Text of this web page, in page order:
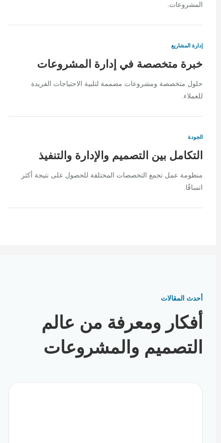
المشروعات.
إدارة المشاريع
خبرة متخصصة في إدارة المشروعات
حلول متخصصة ومشروعات مصممة لتلبية الاحتياجات الفريدة
للعملاء.
الجودة
التكامل بين التصميم والإدارة والتنفيذ
منظومة عمل تجمع التخصصات المختلفة للحصول على نتيجة أكثر
اتساقًا.
أحدث المقالات
أفكار ومعرفة من عالم
التصميم والمشروعات